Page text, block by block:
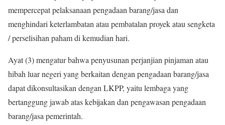
mempercepat pelaksanaan pengadaan barang/jasa dan
menghindari keterlambatan atau pembatalan proyek atau sengketa
/ perselisihan paham di kemudian hari.
Ayat (3) mengatur bahwa penyusunan perjanjian pinjaman atau
hibah luar negeri yang berkaitan dengan pengadaan barang/jasa
dapat dikonsultasikan dengan LKPP, yaitu lembaga yang
bertanggung jawab atas kebijakan dan pengawasan pengadaan
barang/jasa pemerintah.